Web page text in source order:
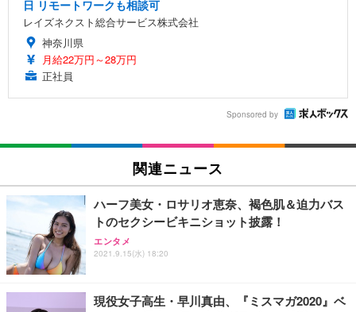
日 リモートワークも相談可
レイズネクスト総合サービス株式会社
神奈川県
月給22万円～28万円
正社員
Sponsored by
関連ニュース
ハーフ美女・ロサリオ恵奈、褐色肌＆迫力バス
トのセクシービキニショット披露！
エンタメ
2021.9.15(水) 18:20
現役女子高生・早川真由、『ミスマガ2020』ベ